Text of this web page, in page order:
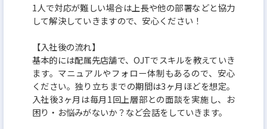
1人で対応が難しい場合は上長や他の部署などと協力
して解決していきますので、安心ください！
【入社後の流れ】
基本的には配属先店舗で、OJTでスキルを教えていき
ます。マニュアルやフォロー体制もあるので、安心
ください。独り立ちまでの期間は3ヶ月ほどを想定。
入社後3ヶ月は毎月1回上層部との面談を実施し、お
困り・お悩みがないか？など会話をしていきます。